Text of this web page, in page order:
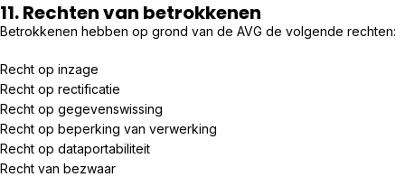
11. Rechten van betrokkenen
Betrokkenen hebben op grond van de AVG de volgende rechten:
Recht op inzage
Recht op rectificatie
Recht op gegevenswissing
Recht op beperking van verwerking
Recht op dataportabiliteit
Recht van bezwaar